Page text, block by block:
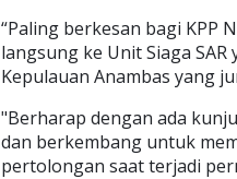
“Paling berkesan bagi KPP
langsung ke Unit Siaga
Kepulauan Anambas yang
"Berharap dengan ada
dan berkembang untuk
pertolongan saat terjadi